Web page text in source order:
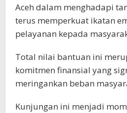
Aceh dalam menghadapi
terus memperkuat ikatan
pelayanan kepada
Total nilai bantuan ini
komitmen finansial yang
meringankan beban
Kunjungan ini menjadi